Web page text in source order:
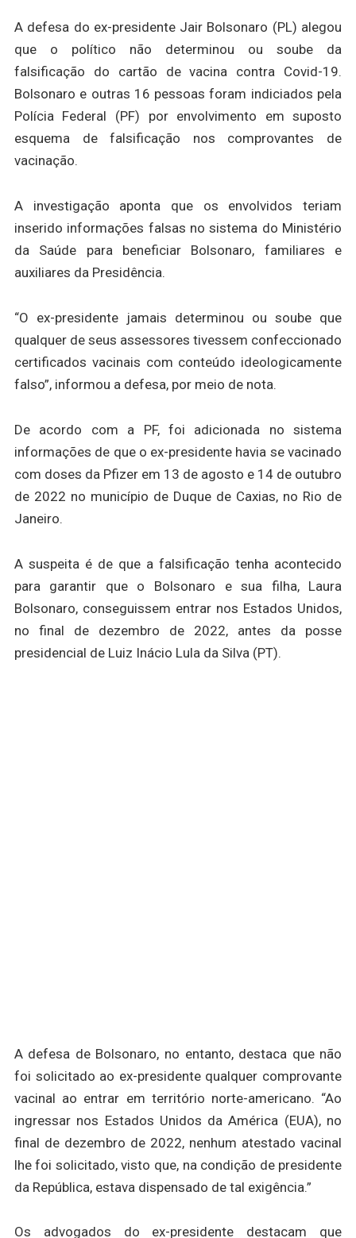
A defesa do ex-presidente Jair Bolsonaro (PL) alegou
que o político não determinou ou soube da
falsificação do cartão de vacina contra Covid-19.
Bolsonaro e outras 16 pessoas foram indiciados pela
Polícia Federal (PF) por envolvimento em suposto
esquema de falsificação nos comprovantes de
vacinação.
A investigação aponta que os envolvidos teriam
inserido informações falsas no sistema do Ministério
da Saúde para beneficiar Bolsonaro, familiares e
auxiliares da Presidência.
“O ex-presidente jamais determinou ou soube que
qualquer de seus assessores tivessem confeccionado
certificados vacinais com conteúdo ideologicamente
falso”, informou a defesa, por meio de nota.
De acordo com a PF, foi adicionada no sistema
informações de que o ex-presidente havia se vacinado
com doses da Pfizer em 13 de agosto e 14 de outubro
de 2022 no município de Duque de Caxias, no Rio de
Janeiro.
A suspeita é de que a falsificação tenha acontecido
para garantir que o Bolsonaro e sua filha, Laura
Bolsonaro, conseguissem entrar nos Estados Unidos,
no final de dezembro de 2022, antes da posse
presidencial de Luiz Inácio Lula da Silva (PT).
A defesa de Bolsonaro, no entanto, destaca que não
foi solicitado ao ex-presidente qualquer comprovante
vacinal ao entrar em território norte-americano. “Ao
ingressar nos Estados Unidos da América (EUA), no
final de dezembro de 2022, nenhum atestado vacinal
lhe foi solicitado, visto que, na condição de presidente
da República, estava dispensado de tal exigência.”
Os advogados do ex-presidente destacam que